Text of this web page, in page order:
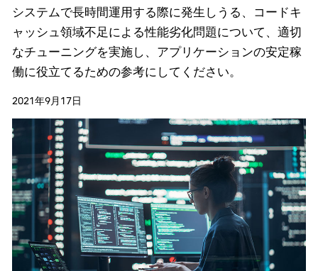
システムで長時間運用する際に発生しうる、コードキ
ャッシュ領域不足による性能劣化問題について、適切
なチューニングを実施し、アプリケーションの安定稼
働に役立てるための参考にしてください。
2021年9月17日